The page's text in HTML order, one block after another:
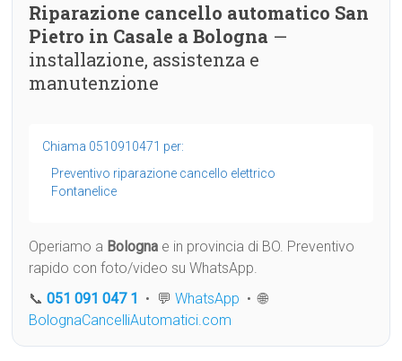
Riparazione cancello automatico San
Pietro in Casale a Bologna —
installazione, assistenza e
manutenzione
Chiama 0510910471 per:
Preventivo riparazione cancello elettrico
Fontanelice
Operiamo a Bologna e in provincia di BO. Preventivo
rapido con foto/video su WhatsApp.
📞051 091 047 1 • 💬WhatsApp • 🌐
BolognaCancelliAutomatici.com